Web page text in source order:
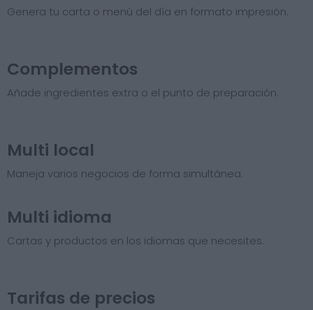
Genera tu carta o menú del día en formato impresión.
Complementos
Añade ingredientes extra o el punto de preparación.
Multi local
Maneja varios negocios de forma simultánea.
Multi idioma
Cartas y productos en los idiomas que necesites.
Tarifas de precios​